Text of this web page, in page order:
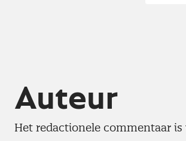
Auteur
Het redactionele commentaar is